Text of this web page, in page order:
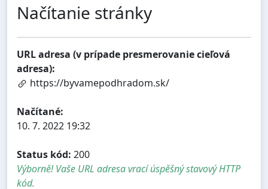
Načítanie stránky
URL adresa (v prípade presmerovanie cieľová
adresa):
https://byvamepodhradom.sk/
Načítané:
10. 7. 2022 19:32
Status kód: 200
Výborně! Vaše URL adresa vrací úspěšný stavový HTTP
kód.